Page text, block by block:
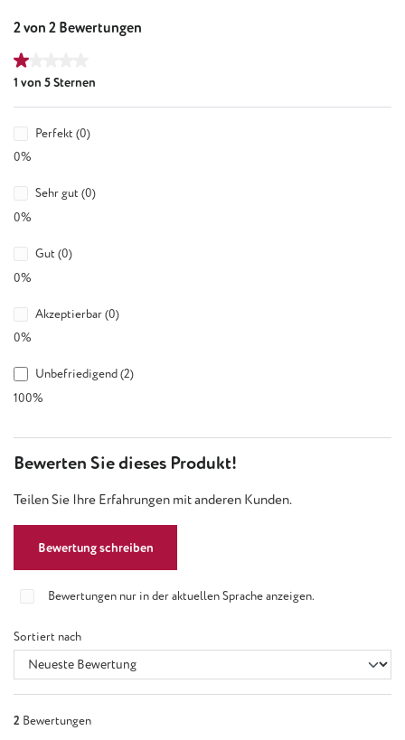
2 von 2 Bewertungen
Durchschnittliche Bewertung von 1 von 5 Sternen
1 von 5 Sternen
Perfekt (0)
0%
Sehr gut (0)
0%
Gut (0)
0%
Akzeptierbar (0)
0%
Unbefriedigend (2)
100%
Bewerten Sie dieses Produkt!
Teilen Sie Ihre Erfahrungen mit anderen Kunden.
Bewertung schreiben
Bewertungen nur in der aktuellen Sprache anzeigen.
Sortiert nach
2 Bewertungen